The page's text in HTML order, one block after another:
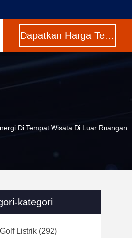
Dapatkan Harga Terbaik
Di Tempat Wisata Di Luar Ruangan
kategori
Listrik (292)